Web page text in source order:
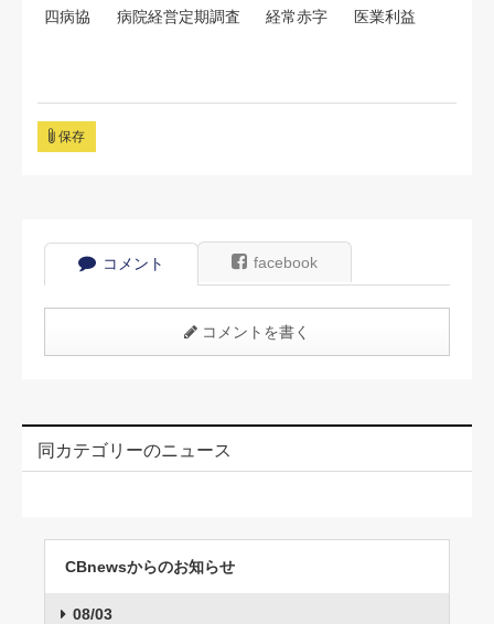
四病協 病院経営定期調査 経常赤字 医業利益
保存
コメント facebook
コメントを書く
同カテゴリーのニュース
CBnewsからのお知らせ
08/03